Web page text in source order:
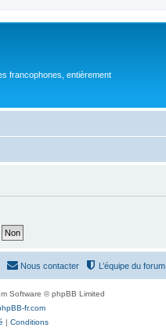
francophones, entièrement
L’équipe du forum
Nous contacter
Software © phpBB Limited
fr.com
| Conditions